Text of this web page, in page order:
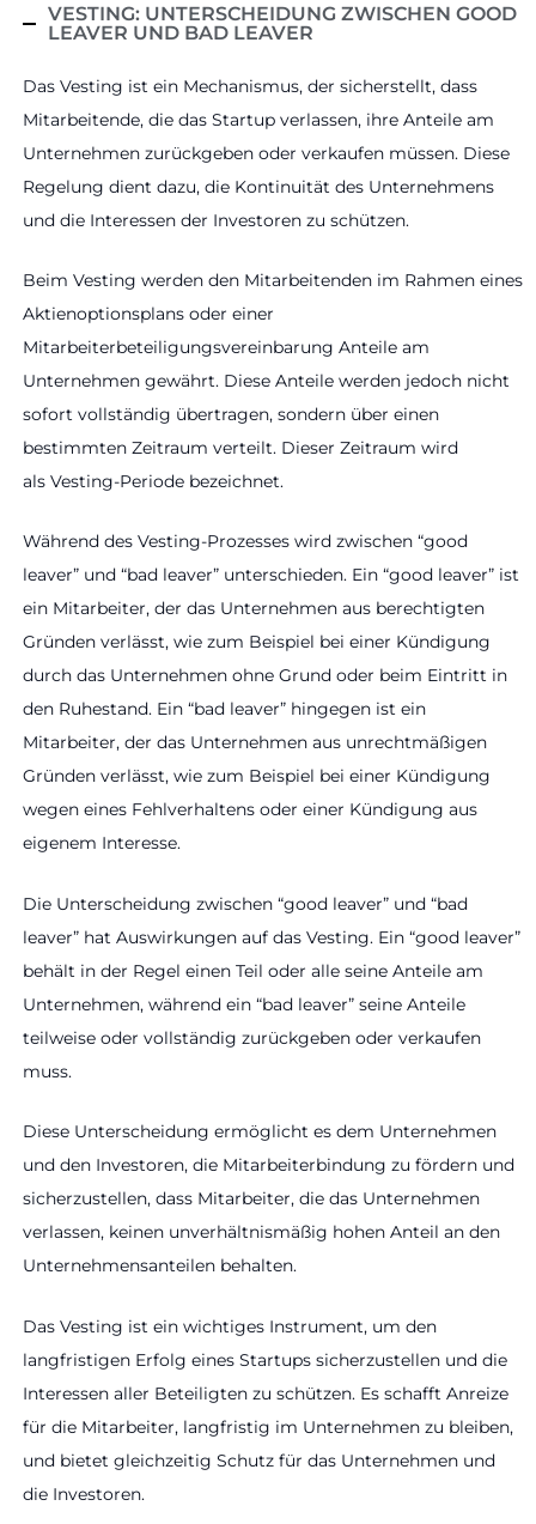
VESTING: UNTERSCHEIDUNG ZWISCHEN GOOD
LEAVER UND BAD LEAVER
Das Vesting ist ein Mechanismus, der sicherstellt, dass
Mitarbeitende, die das Startup verlassen, ihre Anteile am
Unternehmen zurückgeben oder verkaufen müssen. Diese
Regelung dient dazu, die Kontinuität des Unternehmens
und die Interessen der Investoren zu schützen.
Beim Vesting werden den Mitarbeitenden im Rahmen eines
Aktienoptionsplans oder einer
Mitarbeiterbeteiligungsvereinbarung Anteile am
Unternehmen gewährt. Diese Anteile werden jedoch nicht
sofort vollständig übertragen, sondern über einen
bestimmten Zeitraum verteilt. Dieser Zeitraum wird
als Vesting-Periode bezeichnet.
Während des Vesting-Prozesses wird zwischen “good
leaver” und “bad leaver” unterschieden. Ein “good leaver” ist
ein Mitarbeiter, der das Unternehmen aus berechtigten
Gründen verlässt, wie zum Beispiel bei einer Kündigung
durch das Unternehmen ohne Grund oder beim Eintritt in
den Ruhestand. Ein “bad leaver” hingegen ist ein
Mitarbeiter, der das Unternehmen aus unrechtmäßigen
Gründen verlässt, wie zum Beispiel bei einer Kündigung
wegen eines Fehlverhaltens oder einer Kündigung aus
eigenem Interesse.
Die Unterscheidung zwischen “good leaver” und “bad
leaver” hat Auswirkungen auf das Vesting. Ein “good leaver”
behält in der Regel einen Teil oder alle seine Anteile am
Unternehmen, während ein “bad leaver” seine Anteile
teilweise oder vollständig zurückgeben oder verkaufen
muss.
Diese Unterscheidung ermöglicht es dem Unternehmen
und den Investoren, die Mitarbeiterbindung zu fördern und
sicherzustellen, dass Mitarbeiter, die das Unternehmen
verlassen, keinen unverhältnismäßig hohen Anteil an den
Unternehmensanteilen behalten.
Das Vesting ist ein wichtiges Instrument, um den
langfristigen Erfolg eines Startups sicherzustellen und die
Interessen aller Beteiligten zu schützen. Es schafft Anreize
für die Mitarbeiter, langfristig im Unternehmen zu bleiben,
und bietet gleichzeitig Schutz für das Unternehmen und
die Investoren.